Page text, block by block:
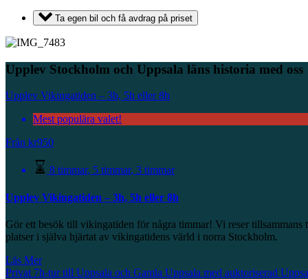
Ta egen bil och få avdrag på priset
Upplev Stockholm och Uppsala läns historia med oss
Upplev Vikingatiden – 3h, 5h eller 8h
Mest populära valet!
Från kr950
8 timmar, 5 timmar, 3 timmar
Upplev Vikingatiden – 3h, 5h eller 8h
Gör ett besök till vikingatiden för några timmar! Vi reser
platser i själva hjärtat av vikingatidens värld i norra Stockholm.
Läs Mer
Privat 7h-tur till Uppsala och Gamla Uppsala med auktoriserad